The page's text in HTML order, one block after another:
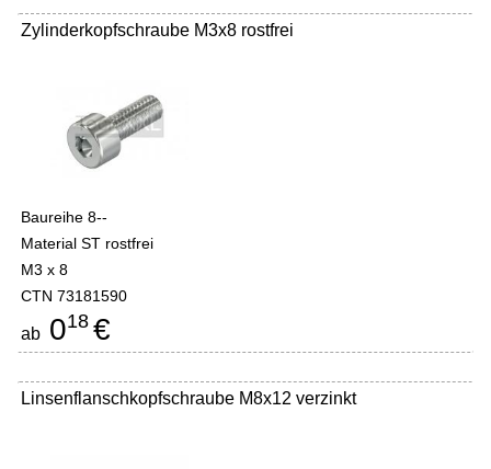
Zylinderkopfschraube M3x8 rostfrei
Baureihe 8--
Material ST rostfrei
M3 x 8
CTN 73181590
ab 018 €
Linsenflanschkopfschraube M8x12 verzinkt